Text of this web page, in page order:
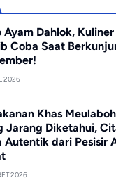
Ayam Dahlok, Kuliner
Coba Saat
2026
Khas Meulaboh
Jarang Diketahui,
Autentik dari Pesisir
2026